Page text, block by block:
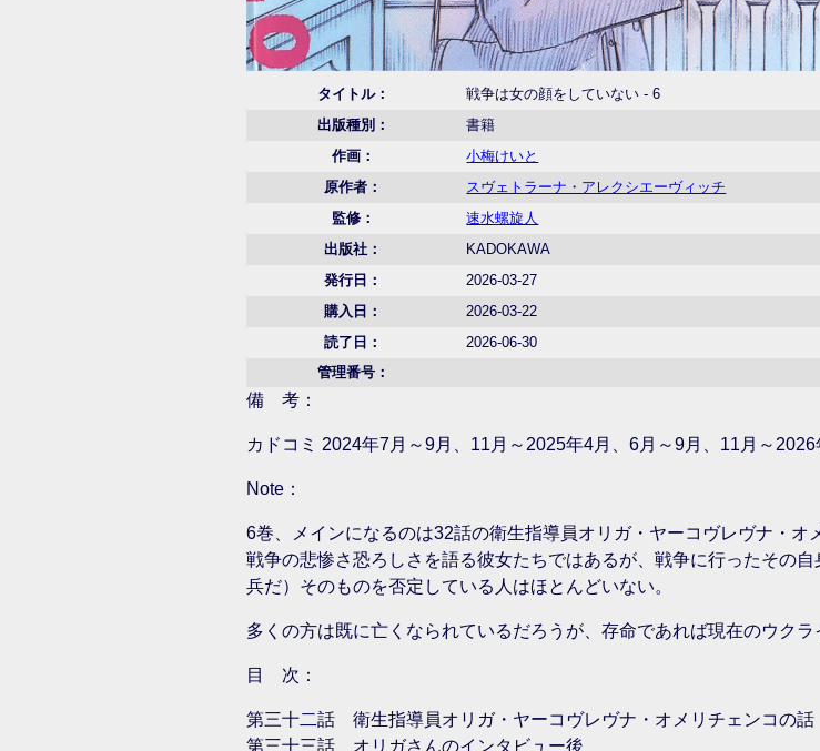
タイトル：
戦争は女の顔をしていない - 6
出版種別：
書籍
作画：
小梅けいと
原作者：
スヴェトラーナ・アレクシエーヴィッチ
監修：
速水螺旋人
出版社：
KADOKAWA
発行日：
2026-03-27
購入日：
2026-03-22
読了日：
2026-06-30
管理番号：
備 考：
カドコミ 2024年7月～9月、11月～2025年4月、6月～9月、11月～2026
Note：
6巻、メインになるのは32話の衛生指導員オリガ・ヤーコヴレヴナ・オ
戦争の悲惨さ恐ろしさを語る彼女たちではあるが、戦争に行ったその
兵だ）そのものを否定している人はほとんどいない。
多くの方は既に亡くなられているだろうが、存命であれば現在のウク
目 次：
第三十二話 衛生指導員オリガ・ヤーコヴレヴナ・オメリチェンコの話
第三十三話 オリガさんのインタビュー後